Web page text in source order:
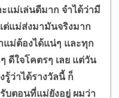
แม่เล่นดีมาก จำได้ว่ามี
ต่แม่ส่งมามันจริงมาก
แม่ต้องได้แน่ๆ และทุก
ดีใจโคตรๆ เลย แต่วัน
ว่าได้รางวัลนี้ ก็
บตอนที่แม่ยังอยู่ ผมว่า